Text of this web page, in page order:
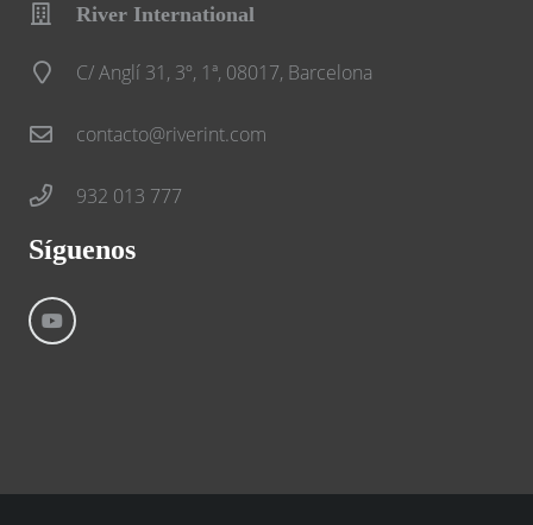
River International
C/ Anglí 31, 3º, 1ª, 08017, Barcelona
contacto@riverint.com
932 013 777
Síguenos